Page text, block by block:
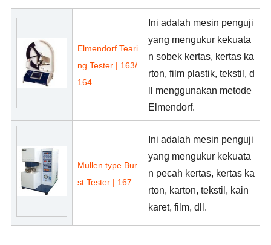
Elmendorf Teari
ng Tester | 163/
164
Ini adalah mesin penguji
yang mengukur kekuata
n sobek kertas, kertas ka
rton, film plastik, tekstil, d
ll menggunakan metode
Elmendorf.
Mullen type Bur
st Tester | 167
Ini adalah mesin penguji
yang mengukur kekuata
n pecah kertas, kertas ka
rton, karton, tekstil, kain
karet, film, dll.